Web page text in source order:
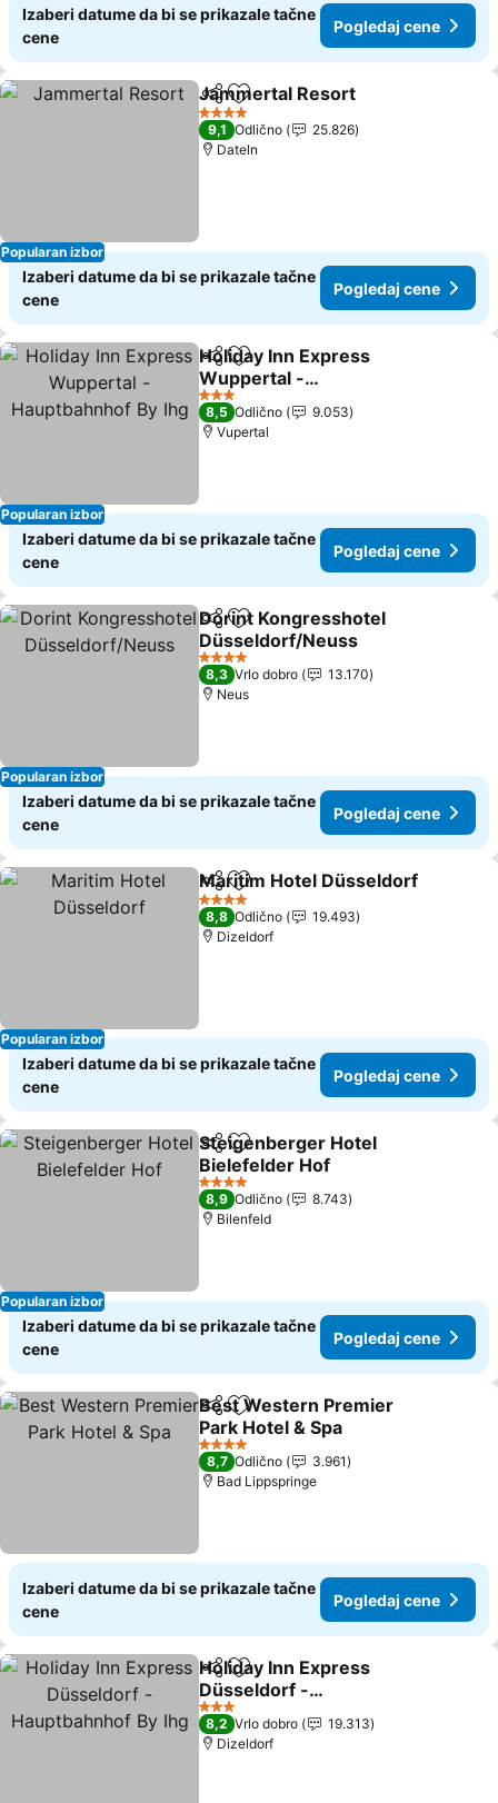
Izaberi datume da bi se prikazale tačne
cene
Pogledaj cene
Popularan izbor
Deli Dodati u favorite
Jammertal Resort
4 Zvezdice
9,1 Odlično
25.826
Dateln
Izaberi datume da bi se prikazale tačne
cene
Pogledaj cene
Popularan izbor
Deli Dodati u favorite
Holiday Inn Express
Wuppertal -
Hauptbahnhof By Ihg
Pogledaj cene
3 Zvezdice
8,5 Odlično
9.053
Vupertal
Izaberi datume da bi se prikazale tačne
cene
Pogledaj cene
Popularan izbor
Deli Dodati u favorite
Dorint Kongresshotel
Düsseldorf/Neuss
Pogledaj cene
4 Zvezdice
8,3 Vrlo dobro
13.170
Neus
Izaberi datume da bi se prikazale tačne
cene
Pogledaj cene
Popularan izbor
Deli Dodati u favorite
Maritim Hotel Düsseldorf
4 Zvezdice
8,8 Odlično
19.493
Dizeldorf
Izaberi datume da bi se prikazale tačne
cene
Pogledaj cene
Popularan izbor
Deli Dodati u favorite
Steigenberger Hotel
Bielefelder Hof
Pogledaj cene
4 Zvezdice
8,9 Odlično
8.743
Bilenfeld
Izaberi datume da bi se prikazale tačne
cene
Pogledaj cene
Deli Dodati u favorite
Best Western Premier
Park Hotel & Spa
Pogledaj cene
4 Zvezdice
8,7 Odlično
3.961
Bad Lippspringe
Izaberi datume da bi se prikazale tačne
cene
Pogledaj cene
Deli Dodati u favorite
Holiday Inn Express
Düsseldorf -
Hauptbahnhof By Ihg
Pogledaj cene
3 Zvezdice
8,2 Vrlo dobro
19.313
Dizeldorf